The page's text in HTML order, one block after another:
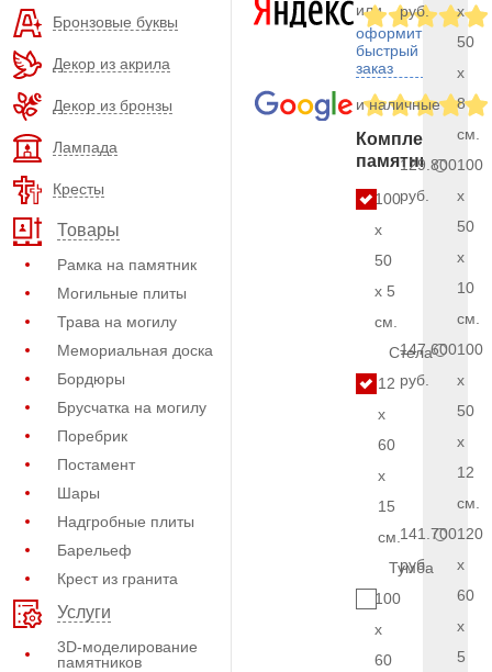
Бронзовые буквы
Декор из акрила
Декор из бронзы
Лампада
Кресты
Товары
Рамка на памятник
Могильные плиты
Трава на могилу
Мемориальная доска
Бордюры
Брусчатка на могилу
Поребрик
Постамент
Шары
Надгробные плиты
Барельеф
Крест из гранита
Услуги
3D-моделирование
памятников
или
оформить
быстрый
заказ
и наличные
Комплект
памятника
100
x
50
x 5
см.
Стела
12
x
60
x
15
см.
Тумба
100
x
60
руб.
x
50
x
8
см.
129.800
руб.
100
x
50
x
10
см.
147.600
руб.
100
x
50
x
12
см.
141.700
руб.
120
x
60
x
5